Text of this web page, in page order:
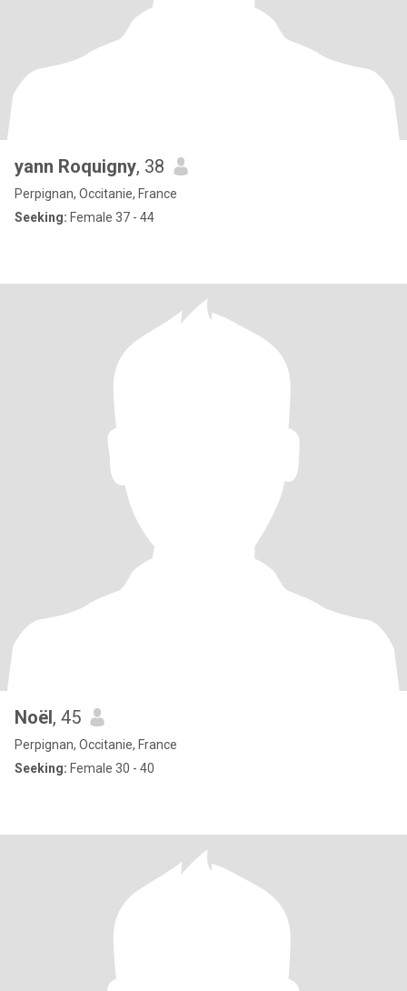
yann Roquigny, 38
Perpignan, Occitanie, France
Seeking: Female 37 - 44
Noël, 45
Perpignan, Occitanie, France
Seeking: Female 30 - 40